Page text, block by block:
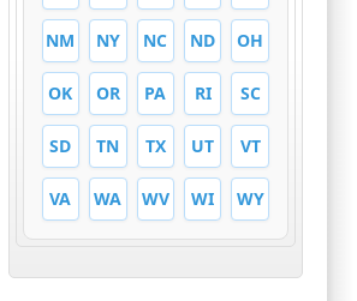
NM NY NC ND OH
OK OR PA RI SC
SD TN TX UT VT
VA WA WV WI WY